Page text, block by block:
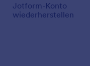
Jotform-Konto
wiederherstellen